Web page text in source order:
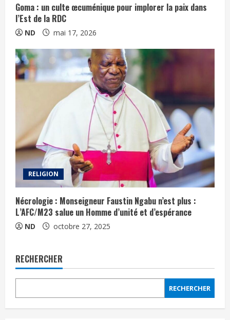
Goma : un culte œcuménique pour implorer la paix dans
l’Est de la RDC
ND mai 17, 2026
RELIGION
Nécrologie : Monseigneur Faustin Ngabu n’est plus :
L’AFC/M23 salue un Homme d’unité et d’espérance
ND octobre 27, 2025
RECHERCHER
RECHERCHER